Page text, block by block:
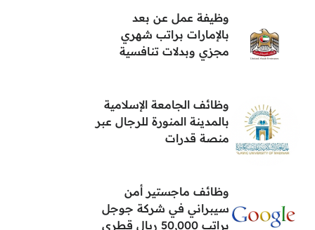
وظيفة عمل عن بعد
بالإمارات براتب شهري
مجزي وبدلات تنافسية
وظائف الجامعة الإسلامية
بالمدينة المنورة للرجال عبر
منصة قدرات
وظائف ماجستير أمن
سيبراني في شركة جوجل
براتب 50,000 ريال قطري